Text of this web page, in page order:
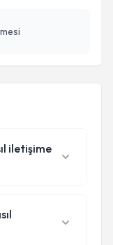
iletişime